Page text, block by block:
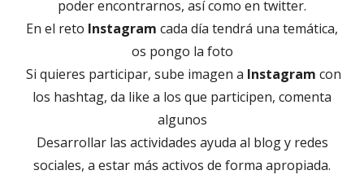
poder encontrarnos, así como en twitter.
En el reto Instagram cada día tendrá una temática,
os pongo la foto
Si quieres participar, sube imagen a Instagram con
los hashtag, da like a los que participen, comenta
algunos
Desarrollar las actividades ayuda al blog y redes
sociales, a estar más activos de forma apropiada.